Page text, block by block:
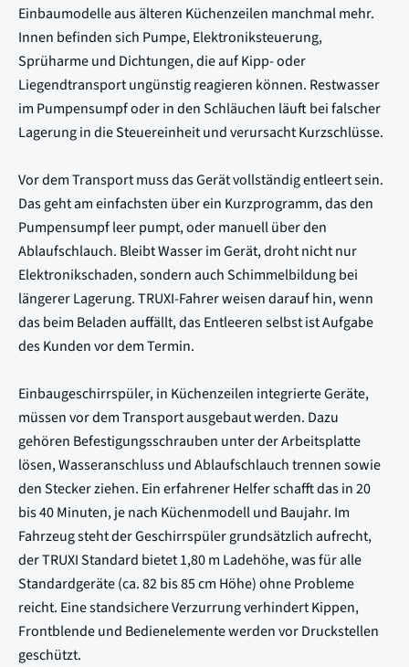
Einbaumodelle aus älteren Küchenzeilen manchmal mehr.
Innen befinden sich Pumpe, Elektroniksteuerung,
Sprüharme und Dichtungen, die auf Kipp- oder
Liegendtransport ungünstig reagieren können. Restwasser
im Pumpensumpf oder in den Schläuchen läuft bei falscher
Lagerung in die Steuereinheit und verursacht Kurzschlüsse.
Vor dem Transport muss das Gerät vollständig entleert sein.
Das geht am einfachsten über ein Kurzprogramm, das den
Pumpensumpf leer pumpt, oder manuell über den
Ablaufschlauch. Bleibt Wasser im Gerät, droht nicht nur
Elektronikschaden, sondern auch Schimmelbildung bei
längerer Lagerung. TRUXI-Fahrer weisen darauf hin, wenn
das beim Beladen auffällt, das Entleeren selbst ist Aufgabe
des Kunden vor dem Termin.
Einbaugeschirrspüler, in Küchenzeilen integrierte Geräte,
müssen vor dem Transport ausgebaut werden. Dazu
gehören Befestigungsschrauben unter der Arbeitsplatte
lösen, Wasseranschluss und Ablaufschlauch trennen sowie
den Stecker ziehen. Ein erfahrener Helfer schafft das in 20
bis 40 Minuten, je nach Küchenmodell und Baujahr. Im
Fahrzeug steht der Geschirrspüler grundsätzlich aufrecht,
der TRUXI Standard bietet 1,80 m Ladehöhe, was für alle
Standardgeräte (ca. 82 bis 85 cm Höhe) ohne Probleme
reicht. Eine standsichere Verzurrung verhindert Kippen,
Frontblende und Bedienelemente werden vor Druckstellen
geschützt.